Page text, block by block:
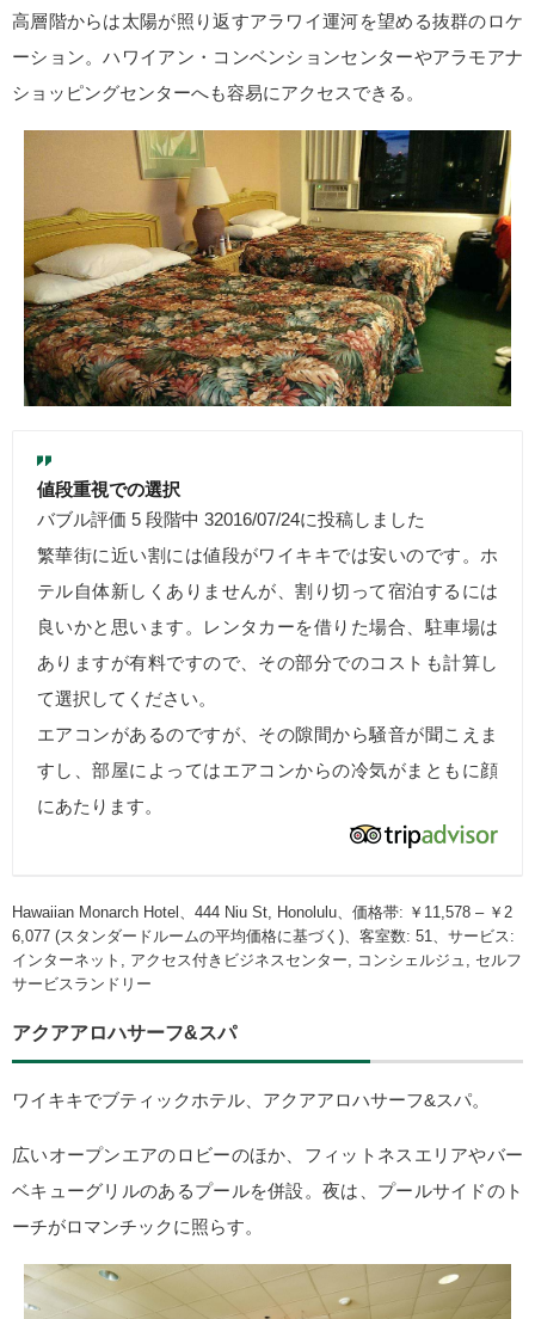
高層階からは太陽が照り返すアラワイ運河を望める抜群のロケ
ーション。ハワイアン・コンベンションセンターやアラモアナ
ショッピングセンターへも容易にアクセスできる。
値段重視での選択
バブル評価 5 段階中 32016/07/24に投稿しました
繁華街に近い割には値段がワイキキでは安いのです。ホ
テル自体新しくありませんが、割り切って宿泊するには
良いかと思います。レンタカーを借りた場合、駐車場は
ありますが有料ですので、その部分でのコストも計算し
て選択してください。
エアコンがあるのですが、その隙間から騒音が聞こえま
すし、部屋によってはエアコンからの冷気がまともに顔
にあたります。
Hawaiian Monarch Hotel、444 Niu St, Honolulu、価格帯: ￥11,578 – ￥2
6,077 (スタンダードルームの平均価格に基づく)、客室数: 51、サービス:
インターネット, アクセス付きビジネスセンター, コンシェルジュ, セルフ
サービスランドリー
アクアアロハサーフ&スパ
ワイキキでブティックホテル、アクアアロハサーフ&スパ。
広いオープンエアのロビーのほか、フィットネスエリアやバー
ベキューグリルのあるプールを併設。夜は、プールサイドのト
ーチがロマンチックに照らす。